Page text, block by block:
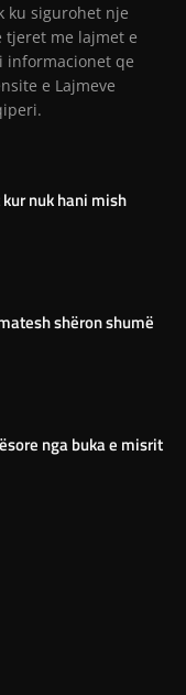
ku sigurohet nje
me lajmet e
informacionet qe
e Lajmeve
nuk hani mish
shëron shumë
nga buka e misrit